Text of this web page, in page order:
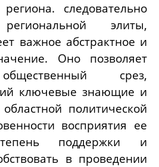
следовательно
элиты,
важное абстрактное и
Оно позволяет
срез,
ключевые знающие и
политической
восприятия ее
поддержки и
в проведении